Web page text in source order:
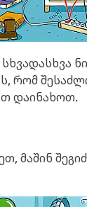
რომ
დაინახოთ.
მაშინ